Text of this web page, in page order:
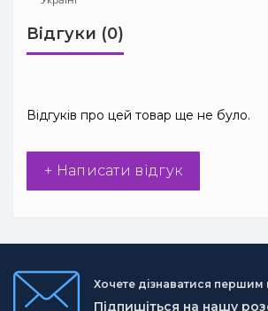
Відгуки (0)
Відгуків про цей товар ще не було.
+ Написати відгук
Хочете дізнаватися першим
Підпишіться на нашу